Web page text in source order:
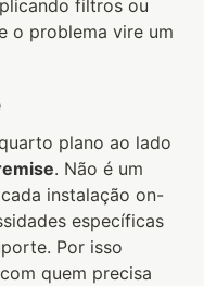
filtros ou
o problema vire um
plano ao lado
. Não é um
instalação on-
específicas
Por isso
quem precisa